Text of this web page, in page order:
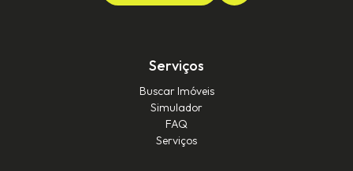
Serviços
Buscar Imóveis
Simulador
FAQ
Serviços